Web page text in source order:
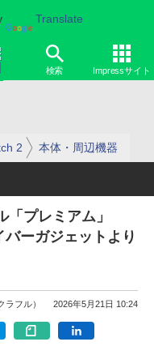
Translate
検索 Impressサイト
2 本体・周辺機器
プレミアム」
バーガジェットより
ラフル） 2026年5月21日 10:24